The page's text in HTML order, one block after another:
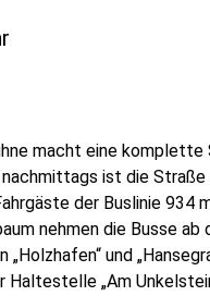
macht eine komplette
ist die Straße
der Buslinie 934
nehmen die Busse ab
und
Haltestelle „Am